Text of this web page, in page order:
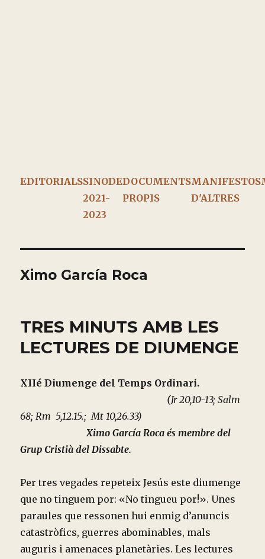
EDITORIALSSINODE
2021-
2023
DOCUMENTS
PROPIS
MANIFESTOS
D'ALTRES
Ximo García Roca
TRES MINUTS AMB LES
LECTURES DE DIUMENGE
XIIé Diumenge del Temps Ordinari.
(Jr 20,10-13; Salm
68; Rm 5,12.15.; Mt 10,26.33)
Ximo García Roca és membre del
Grup Cristià del Dissabte.
Per tres vegades repeteix Jesús este diumenge
que no tinguem por: «No tingueu por!». Unes
paraules que ressonen hui enmig d’anuncis
catastròfics, guerres abominables, mals
auguris i amenaces planetàries. Les lectures